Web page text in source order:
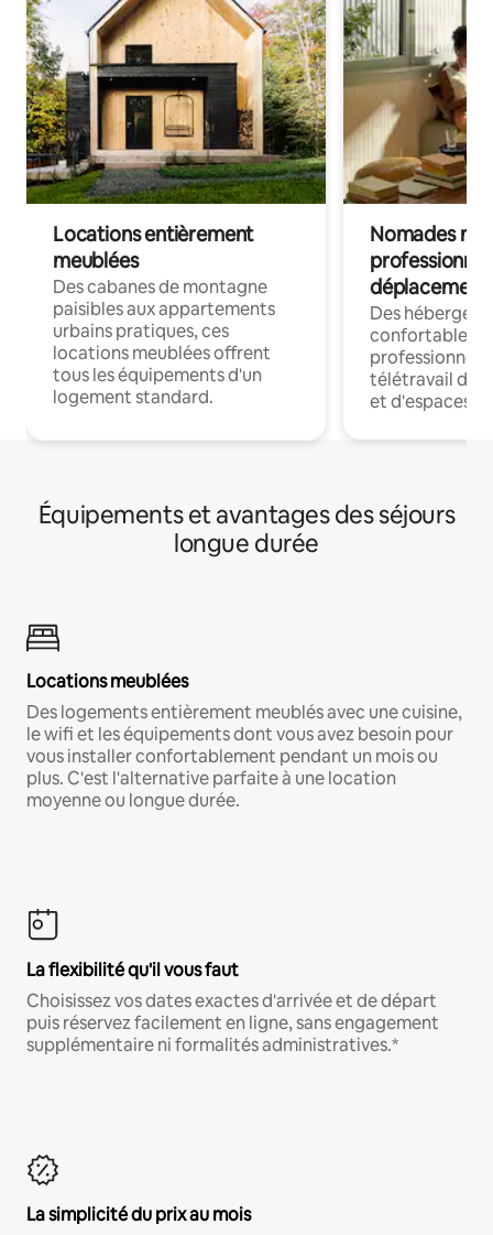
Locations entièrement
meublées
Des cabanes de montagne
paisibles aux appartements
urbains pratiques, ces
locations meublées offrent
tous les équipements d'un
logement standard.
Nomades
déplacement
Des
confortables
professionnels
télétravail
et d'espaces
Équipements et avantages des séjours
longue durée
Locations meublées
Des logements entièrement meublés avec une cuisine,
le wifi et les équipements dont vous avez besoin pour
vous installer confortablement pendant un mois ou
plus. C'est l'alternative parfaite à une location
moyenne ou longue durée.
La flexibilité qu'il vous faut
Choisissez vos dates exactes d'arrivée et de départ
puis réservez facilement en ligne, sans engagement
supplémentaire ni formalités administratives.*
La simplicité du prix au mois